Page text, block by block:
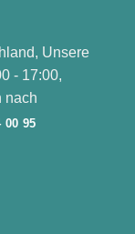
Unsere
- 17:00,
nach
00 95